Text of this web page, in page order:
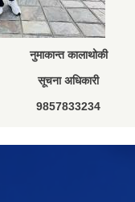
नुमाकान्त कालाथोकी
सूचना अधिकारी
9857833234